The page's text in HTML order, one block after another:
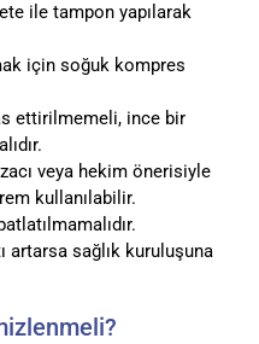
ile tampon yapılarak
için soğuk kompres
ettirilmemeli, ince bir
veya hekim önerisiyle
kullanılabilir.
artarsa sağlık kuruluşuna